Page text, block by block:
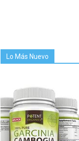
Lo Más Nuevo